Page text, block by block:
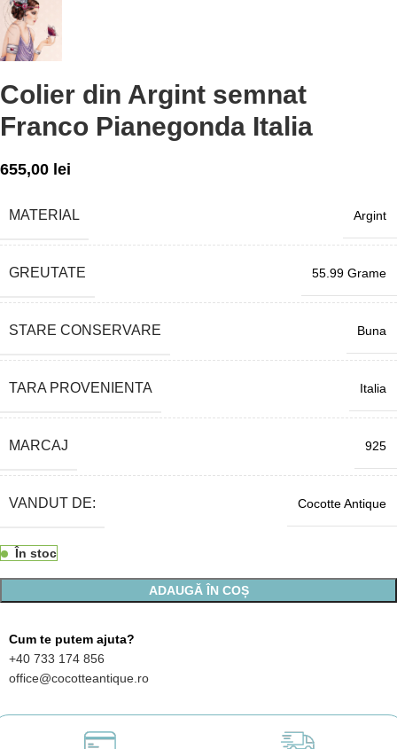
Colier din Argint semnat
Franco Pianegonda Italia
655,00 lei
MATERIAL Argint
GREUTATE 55.99 Grame
STARE CONSERVARE Buna
TARA PROVENIENTA Italia
MARCAJ 925
VANDUT DE: Cocotte Antique
În stoc
ADAUGĂ ÎN COȘ
Cum te putem ajuta?
+40 733 174 856
office@cocotteantique.ro